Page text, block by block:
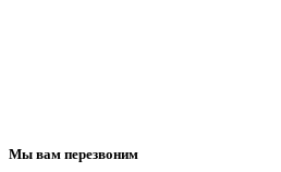
Мы вам перезвоним